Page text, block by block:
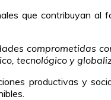
que contribuyan
comprometidas
tecnológico y
productivas y